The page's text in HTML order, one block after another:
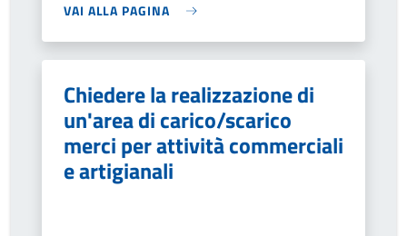
VAI ALLA PAGINA
Chiedere la realizzazione di
un'area di carico/scarico
merci per attività commerciali
e artigianali